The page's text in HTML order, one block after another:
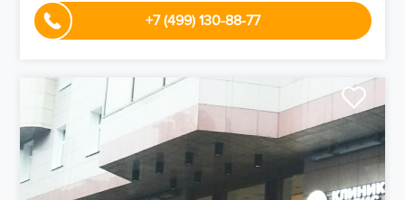
+7 (499) 130-88-77